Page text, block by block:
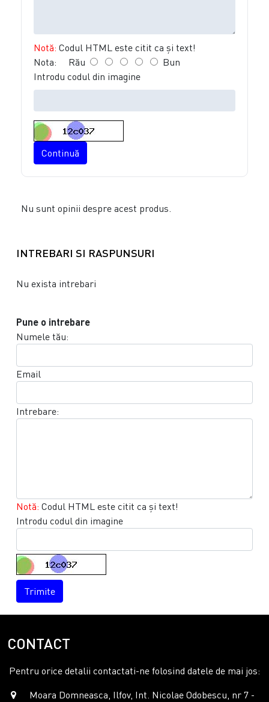
Notă: Codul HTML este citit ca şi text!
Nota: Rău
Bun
Introdu codul din imagine
Continuă
Nu sunt opinii despre acest produs.
INTREBARI SI RASPUNSURI
Nu exista intrebari
Pune o intrebare
Numele tău:
Email
Intrebare:
Notă: Codul HTML este citit ca şi text!
Introdu codul din imagine
Trimite
CONTACT
Pentru orice detalii contactati-ne folosind datele de mai jos:
Moara Domneasca, Ilfov, Int. Nicolae Odobescu, nr 7 -